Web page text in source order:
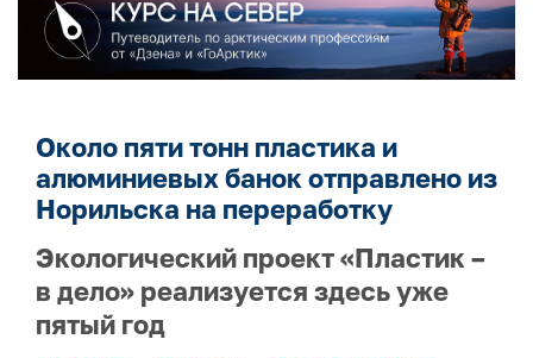
Около пяти тонн пластика и
алюминиевых банок отправлено из
Норильска на переработку
Экологический проект «Пластик –
в дело» реализуется здесь уже
пятый год